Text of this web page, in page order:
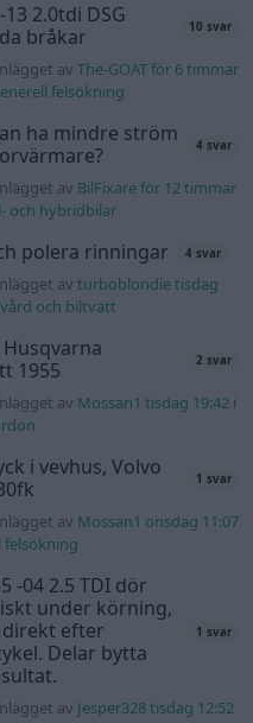
13 2.0tdi DSG
bråkar
10 svar
av The-GOAT för 6 timmar
felsökning
ha mindre ström
4 svar
av BilFixare för 12 timmar
och hybridbilar
polera rinningar 4 svar
av turboblondie tisdag
och biltvätt
1955
2 svar
av Mossan1 tisdag 19:42i
i vevhus, Volvo
1 svar
av Mossan1 onsdag 11:07
felsökning
-04 2.5 TDI dör
under körning,
efter
Delar bytta
1 svar
av Jesper328 tisdag 12:52